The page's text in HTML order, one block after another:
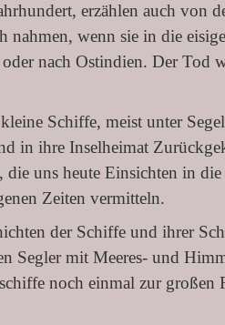
erzählen auch von
nahmen, wenn sie in die
nach Ostindien. Der Tod
Schiffe, meist unter
in ihre Inselheimat
die uns heute Einsichten in
Zeiten vermitteln.
der Schiffe und ihrer
Segler mit Meeres- und
noch einmal zur